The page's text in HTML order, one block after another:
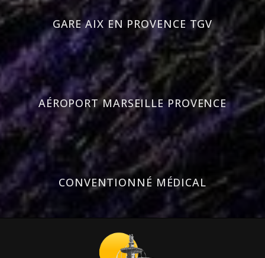
GARE AIX EN PROVENCE TGV
AÉROPORT MARSEILLE PROVENCE
CONVENTIONNÉ MÉDICAL